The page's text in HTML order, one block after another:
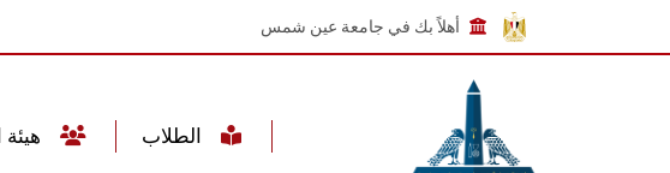
أهلاً بك في جامعة عين شمس